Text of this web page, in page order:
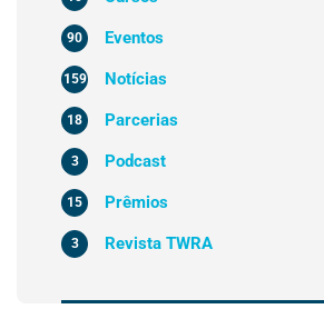
Eventos
90
Notícias
159
Parcerias
18
Podcast
3
Prêmios
15
Revista TWRA
3